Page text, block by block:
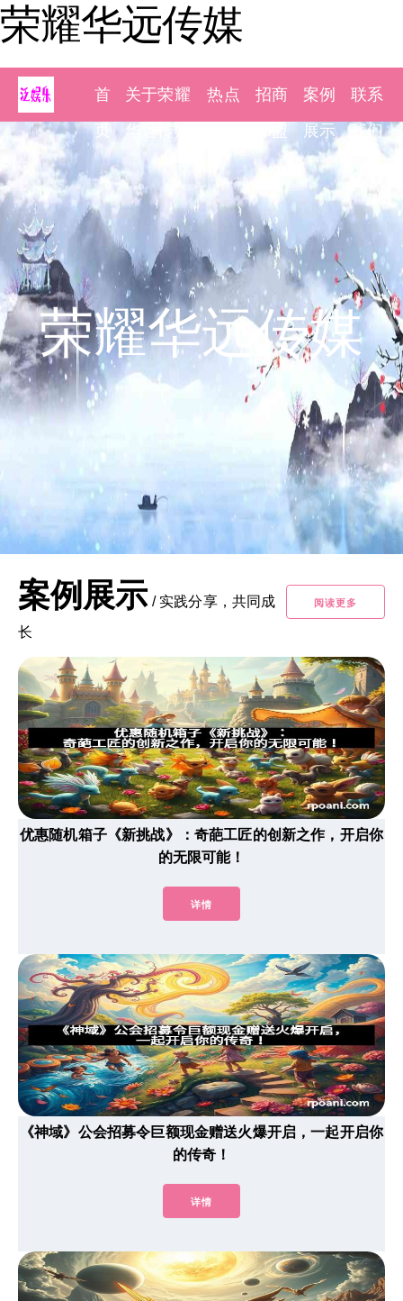
荣耀华远传媒
首
关于荣耀
华远传媒
热点
招商
加盟
案例
展示
联系
我们
荣耀华远传媒
案例展示 / 实践分享，共同成
长
阅读更多
优惠随机箱子《新挑战》：奇葩工匠的创新之作，开启你
的无限可能！
详情
《神域》公会招募令巨额现金赠送火爆开启，一起开启你
的传奇！
详情